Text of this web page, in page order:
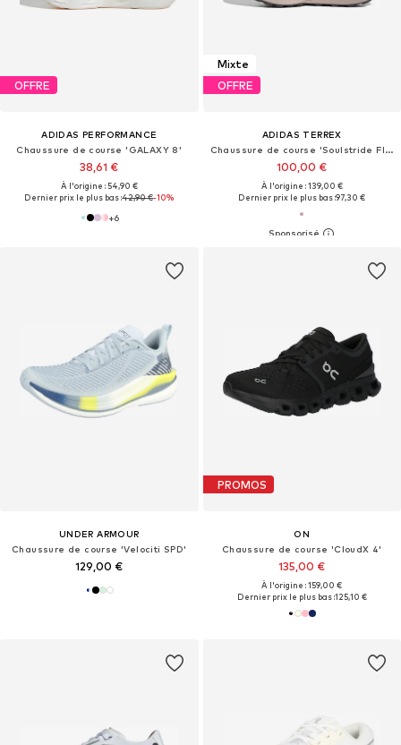
OFFRE
ADIDAS PERFORMANCE
Chaussure de course 'GALAXY 8'
38,61 €
À l'origine : 54,90 €
Dernier prix le plus bas :42,90 €-10%
+6
Mixte
OFFRE
ADIDAS TERREX
Chaussure de course 'Soulstride Flow'
100,00 €
À l'origine : 139,00 €
Dernier prix le plus bas :97,30 €
UNDER ARMOUR
Chaussure de course 'Velociti SPD'
129,00 €
PROMOS
ON
Chaussure de course 'CloudX 4'
135,00 €
À l'origine : 159,00 €
Dernier prix le plus bas :125,10 €